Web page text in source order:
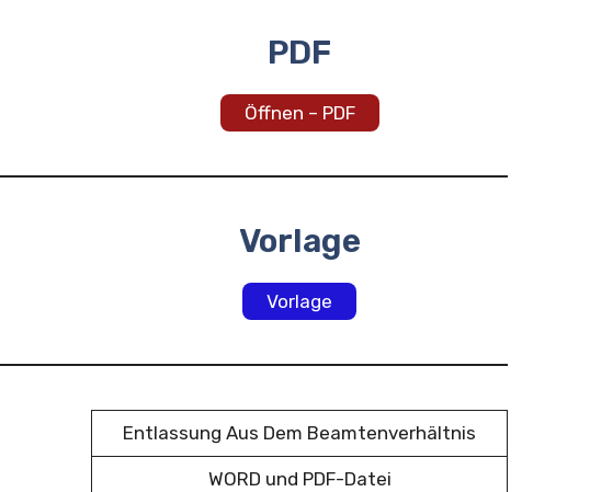
PDF
Öffnen – PDF
Vorlage
Vorlage
Entlassung Aus Dem Beamtenverhältnis
WORD und PDF-Datei